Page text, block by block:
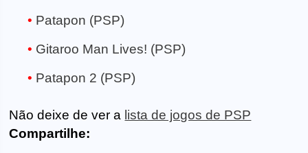
Patapon (PSP)
Gitaroo Man Lives! (PSP)
Patapon 2 (PSP)
Não deixe de ver a lista de jogos de PSP
Compartilhe: